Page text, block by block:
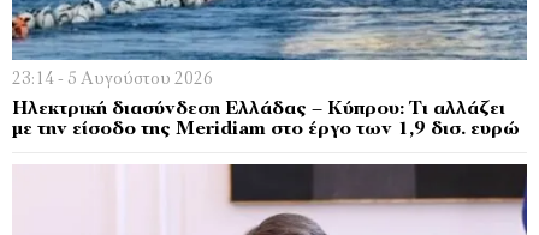
23:14 - 5 Αυγούστου 2026
Ηλεκτρική διασύνδεση Ελλάδας – Κύπρου: Τι αλλάζει
με την είσοδο της Meridiam στο έργο των 1,9 δισ. ευρώ